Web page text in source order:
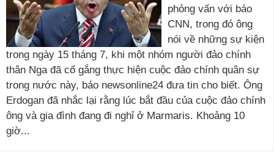
phỏng vấn với báo
CNN, trong đó ông
nói về những sự kiện
trong ngày 15 tháng 7, khi một nhóm người đảo chính
thân Nga đã cố gắng thực hiện cuộc đảo chính quân sự
trong nước này, báo newsonline24 đưa tin cho biết. Ông
Erdogan đã nhắc lại rằng lúc bắt đầu của cuộc đảo chính
ông và gia đình đang đi nghỉ ở Marmaris. Khoảng 10
giờ...